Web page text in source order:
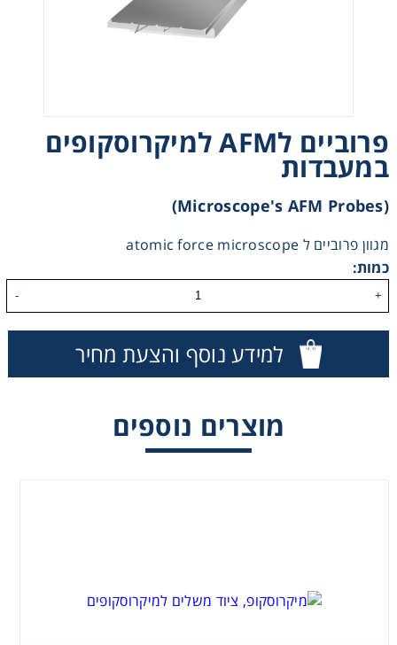
פרוביים לAFM למיקרוסקופים
במעבדות
(microscope's AFM Probes)
מגוון פרוביים ל atomic force microscope
כמות:
+
-
למידע נוסף והצעת מחיר
מוצרים נוספים
Microscopy
Pumps
Shaking & Stirring
Storage
Thermometry